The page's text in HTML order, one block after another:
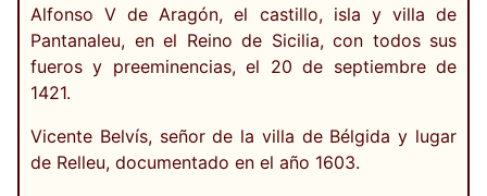
Alfonso V de Aragón, el castillo, isla y villa de
Pantanaleu, en el Reino de Sicilia, con todos sus
fueros y preeminencias, el 20 de septiembre de
1421.
Vicente Belvís, señor de la villa de Bélgida y lugar
de Relleu, documentado en el año 1603.